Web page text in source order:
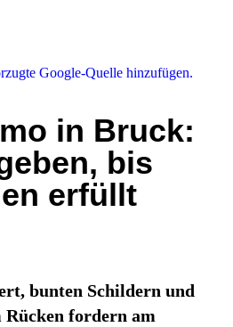
Google-Quelle hinzufügen.
in Bruck:
bis
erfüllt
bunten Schildern und
fordern am